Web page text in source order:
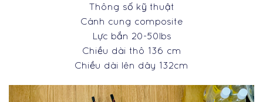
Thông số kỹ thuật
Cánh cung composite
Lực bắn 20-50lbs
Chiều dài thô 136 cm
Chiều dài lên dây 132cm